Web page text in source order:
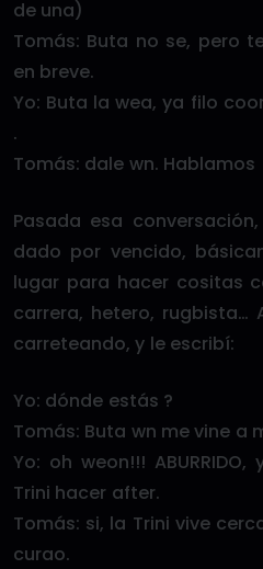
de una)
Tomás: Buta no se, pero
en breve.
Yo: Buta la wea, ya filo
.
Tomás: dale wn. Hablamos
Pasada esa
dado por vencido,
lugar para hacer cositas
carrera, hetero, rugbista…
carreteando, y le escribí:
Yo: dónde estás ?
Tomás: Buta wn me vine a
Yo: oh weon!!!
Trini hacer after.
Tomás: si, la Trini vive
curao.